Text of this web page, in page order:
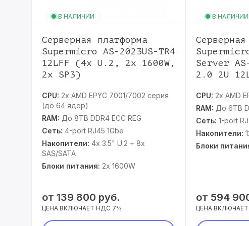
В НАЛИЧИИ
Серверная платформа
Supermicro AS-2023US-TR4
12LFF (4x U.2, 2x 1600W,
2x SP3)
CPU: 2x AMD EPYC 7001/7002 серия
(до 64 ядер)
RAM: До 8TB DDR4 ECC REG
Сеть: 4-port RJ45 1Gbe
Накопители: 4x 3.5" U.2 + 8x
SAS/SATA
Блоки питания: 2x 1600W
от 139 800 руб.
ЦЕНА ВКЛЮЧАЕТ НДС 7%
В НАЛИЧИИ
Server
2.0 2U
CPU: 2x AMD
RAM: До 6TB
Сеть: 1-port
Накопители:
Блоки
от 594
ЦЕНА